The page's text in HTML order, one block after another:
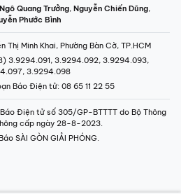
Ngô Quang Trưởng, Nguyễn Chiến Dũng,
Phước Bình
Minh Khai, Phường Bàn Cờ, TP.HCM
3.9294.091, 3.9294.092, 3.9294.093,
3.9294.098
Báo Điện tử: 08 65 11 22 55
Điện tử số 305/GP-BTTTT do Bộ Thông
cấp ngày 28-8-2023.
SÀI GÒN GIẢI PHÓNG.